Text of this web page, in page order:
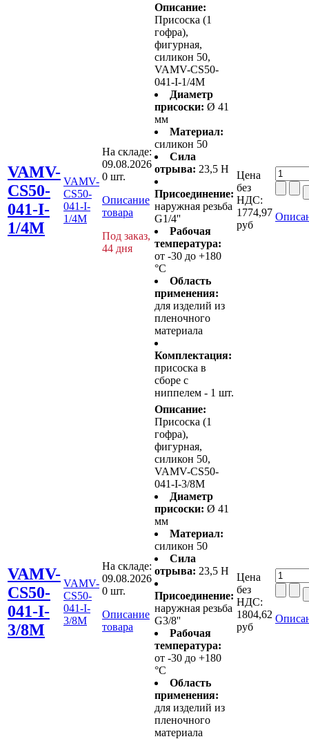
VAMV-
CS50-
041-I-
1/4M
VAMV-
CS50-
041-I-
1/4M
На складе:
09.08.2026
0 шт.
Описание
товара
Под заказ,
44 дня
Описание:
Присоска (1
гофра),
фигурная,
силикон 50,
VAMV-CS50-
041-I-1/4M
Диаметр
присоски: Ø 41
мм
Материал:
силикон 50
Сила
отрыва: 23,5 Н
Присоединение:
наружная резьба
G1/4''
Рабочая
температура:
от -30 до +180
°C
Область
применения:
для изделий из
пленочного
материала
Комплектация:
присоска в
сборе с
ниппелем - 1 шт.
Цена
без
НДС:
1774,97
руб
VAMV-
CS50-
041-I-
3/8M
VAMV-
CS50-
041-I-
3/8M
На складе:
09.08.2026
0 шт.
Описание
товара
Описание:
Присоска (1
гофра),
фигурная,
силикон 50,
VAMV-CS50-
041-I-3/8M
Диаметр
присоски: Ø 41
мм
Материал:
силикон 50
Сила
отрыва: 23,5 Н
Присоединение:
наружная резьба
G3/8''
Рабочая
температура:
от -30 до +180
°C
Область
применения:
для изделий из
пленочного
материала
Цена
без
НДС:
1804,62
руб